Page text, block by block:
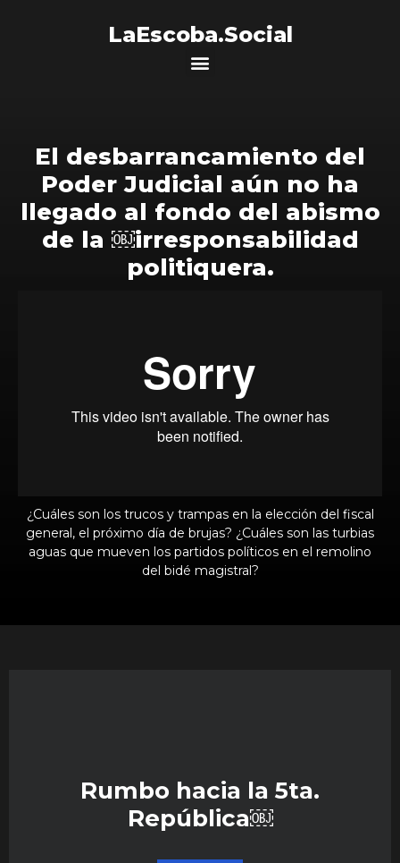
LaEscoba.Social
El desbarrancamiento del
Poder Judicial aún no ha
llegado al fondo del abismo
de la ￼irresponsabilidad
politiquera.
¿Cuáles son los trucos y trampas en la elección del fiscal
general, el próximo día de brujas? ¿Cuáles son las turbias
aguas que mueven los partidos políticos en el remolino
del bidé magistral?
Rumbo hacia la 5ta.
República￼